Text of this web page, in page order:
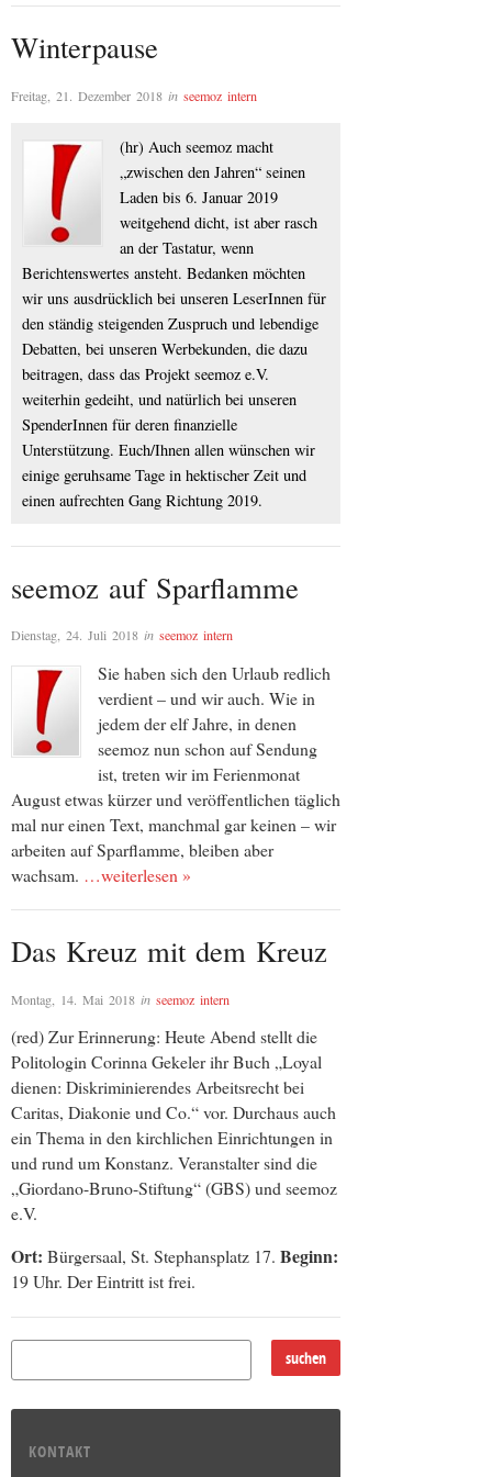
Winterpause
Freitag, 21. Dezember 2018 in seemoz intern
(hr) Auch seemoz macht
„zwischen den Jahren“ seinen
Laden bis 6. Januar 2019
weitgehend dicht, ist aber rasch
an der Tastatur, wenn
Berichtenswertes ansteht. Bedanken möchten
wir uns ausdrücklich bei unseren LeserInnen für
den ständig steigenden Zuspruch und lebendige
Debatten, bei unseren Werbekunden, die dazu
beitragen, dass das Projekt seemoz e.V.
weiterhin gedeiht, und natürlich bei unseren
SpenderInnen für deren finanzielle
Unterstützung. Euch/Ihnen allen wünschen wir
einige geruhsame Tage in hektischer Zeit und
einen aufrechten Gang Richtung 2019.
seemoz auf Sparflamme
Dienstag, 24. Juli 2018 in seemoz intern
Sie haben sich den Urlaub redlich
verdient – und wir auch. Wie in
jedem der elf Jahre, in denen
seemoz nun schon auf Sendung
ist, treten wir im Ferienmonat
August etwas kürzer und veröffentlichen täglich
mal nur einen Text, manchmal gar keinen – wir
arbeiten auf Sparflamme, bleiben aber
wachsam. …weiterlesen »
Das Kreuz mit dem Kreuz
Montag, 14. Mai 2018 in seemoz intern
(red) Zur Erinnerung: Heute Abend stellt die
Politologin Corinna Gekeler ihr Buch „Loyal
dienen: Diskriminierendes Arbeitsrecht bei
Caritas, Diakonie und Co.“ vor. Durchaus auch
ein Thema in den kirchlichen Einrichtungen in
und rund um Konstanz. Veranstalter sind die
„Giordano-Bruno-Stiftung“ (GBS) und seemoz
e.V.
Ort: Bürgersaal, St. Stephansplatz 17. Beginn:
19 Uhr. Der Eintritt ist frei.
KONTAKT